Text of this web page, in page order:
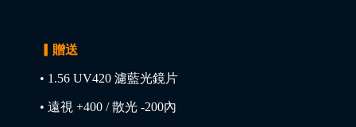
▎贈送
• 1.56 UV420 濾藍光鏡片
• 遠視 +400 / 散光 -200內